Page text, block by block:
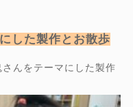
した製作とお散歩
んをテーマにした製作